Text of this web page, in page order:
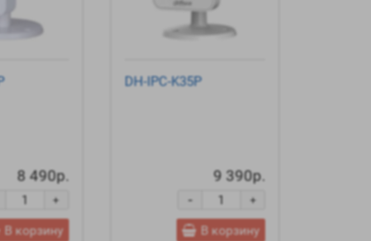
8 490р.
+
В корзину
DH-IPC-K35P
9 390р.
+
-
В корзину